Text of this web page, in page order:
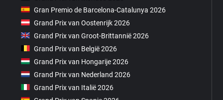
Gran Premio de Barcelona-Catalunya 2026
Grand Prix van Oostenrijk 2026
Grand Prix van Groot-Brittannië 2026
Grand Prix van België 2026
Grand Prix van Hongarije 2026
Grand Prix van Nederland 2026
Grand Prix van Italië 2026